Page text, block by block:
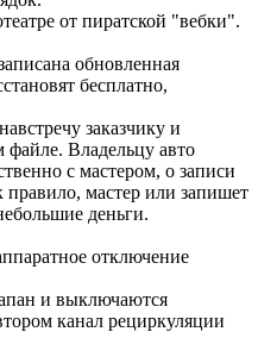
от пиратской "вебки".
обновленная
бесплатно,
заказчику и
Владельцу авто
с мастером, о записи
мастер или запишет
деньги.
отключение
и выключаются
канал рециркуляции